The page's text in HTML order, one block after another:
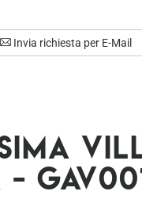
Invia richiesta per E-Mail